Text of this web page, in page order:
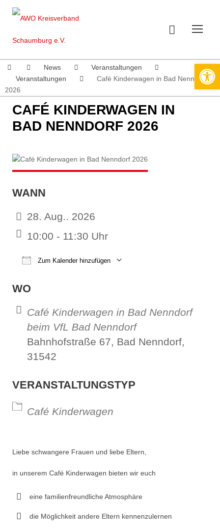
News
Veranstaltungen
Veranstaltungen
Café Kinderwagen in Bad Nenndorf
2026
CAFÉ KINDERWAGEN IN
BAD NENNDORF 2026
WANN
28. Aug.. 2026
10:00 - 11:30 Uhr
Zum Kalender hinzufügen
WO
Café Kinderwagen in Bad Nenndorf
beim VfL Bad Nenndorf
Bahnhofstraße 67, Bad Nenndorf,
31542
VERANSTALTUNGSTYP
Café Kinderwagen
Liebe schwangere Frauen und liebe Eltern,
in unserem Café Kinderwagen bieten wir euch
eine familienfreundliche Atmosphäre
die Möglichkeit andere Eltern kennenzulernen
Werkzeugleiste öffnen